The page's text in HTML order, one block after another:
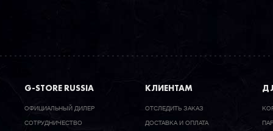
G-STORE RUSSIA
ОФИЦИАЛЬНЫЙ ДИЛЕР
CОТРУДНИЧЕСТВО
КЛИЕНТАМ
ОТСЛЕДИТЬ ЗАКАЗ
ДОСТАВКА И ОПЛАТА